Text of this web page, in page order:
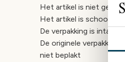
Het artikel is niet gebruikt
Het artikel is schoon,
De verpakking is intact
De originele verpakking
niet beplakt